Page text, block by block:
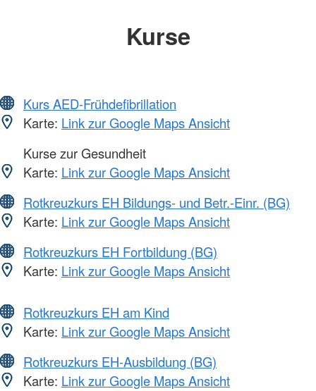
Kurse
Kurs AED-Frühdefibrillation
Karte: Link zur Google Maps Ansicht
Kurse zur Gesundheit
Karte: Link zur Google Maps Ansicht
Rotkreuzkurs EH Bildungs- und Betr.-Einr. (BG)
Karte: Link zur Google Maps Ansicht
Rotkreuzkurs EH Fortbildung (BG)
Karte: Link zur Google Maps Ansicht
Rotkreuzkurs EH am Kind
Karte: Link zur Google Maps Ansicht
Rotkreuzkurs EH-Ausbildung (BG)
Karte: Link zur Google Maps Ansicht